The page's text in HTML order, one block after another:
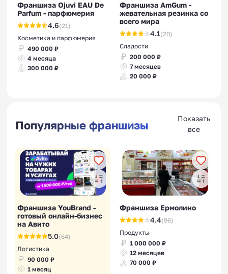
Франшиза Ojuvi EAU De
Parfum - парфюмерия
4.6(21)
Косметика и парфюмерия
490 000 ₽
4 месяца
300 000 ₽
Франшиза AmGum -
жевательная резинка со
всего мира
4.1(20)
Сладости
200 000 ₽
7 месяцев
20 000 ₽
Популярные франшизы
Показать
все
Франшиза YouBrand -
готовый онлайн-бизнес
на Авито
5.0(64)
Логистика
90 000 ₽
1 месяц
Франшиза Ермолино
4.4(96)
Продукты
1 000 000 ₽
12 месяцев
70 000 ₽